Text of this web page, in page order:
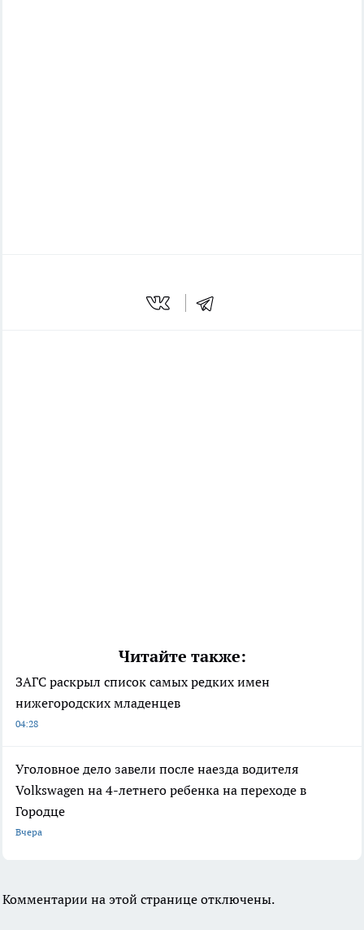
Читайте также:
ЗАГС раскрыл список самых редких имен
нижегородских младенцев
04:28
Уголовное дело завели после наезда водителя
Volkswagen на 4-летнего ребенка на переходе в
Городце
Вчера
Комментарии на этой странице отключены.